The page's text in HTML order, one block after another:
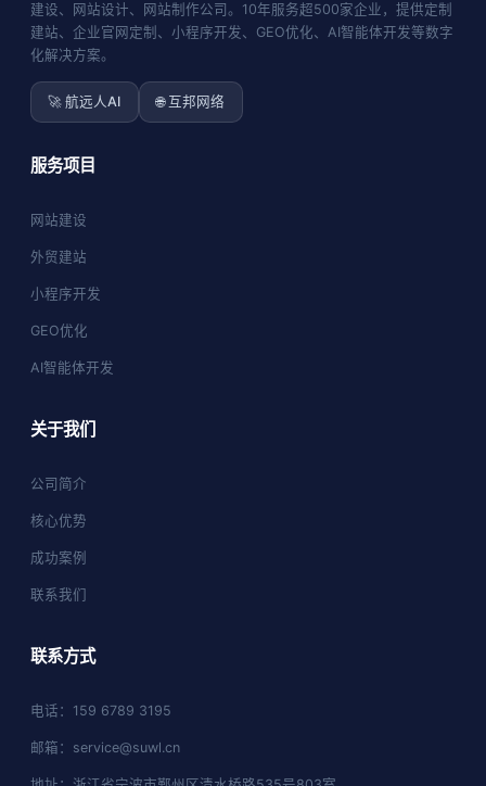
建设、网站设计、网站制作公司。10年服务超500家企业，提供定制
建站、企业官网定制、小程序开发、GEO优化、AI智能体开发等数字
化解决方案。
🚀 航远人AI 🌐 互邦网络
服务项目
网站建设
外贸建站
小程序开发
GEO优化
AI智能体开发
关于我们
公司简介
核心优势
成功案例
联系我们
联系方式
电话：159 6789 3195
邮箱：service@suwl.cn